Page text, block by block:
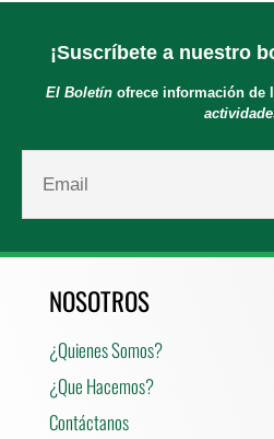
¡Suscríbete a nuestro
El Boletínofrece información de
NOSOTROS
¿Quienes Somos?
¿Que Hacemos?
Contáctanos